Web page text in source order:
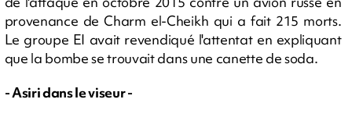
provenance de Charm el-Cheikh qui a fait 215 morts.
Le groupe EI avait revendiqué l'attentat en expliquant
que la bombe se trouvait dans une canette de soda.
- Asiri dans le viseur -